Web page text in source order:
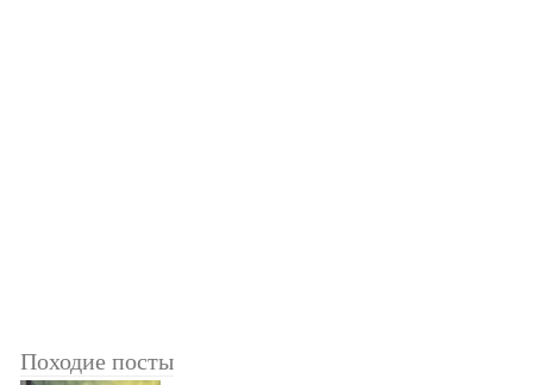
Походие посты